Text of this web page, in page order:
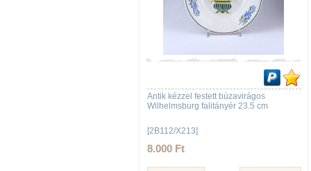
Antik kézzel festett búzavirágos
Wilhelmsburg falitányér 23.5 cm
[2B112/X213]
8.000 Ft